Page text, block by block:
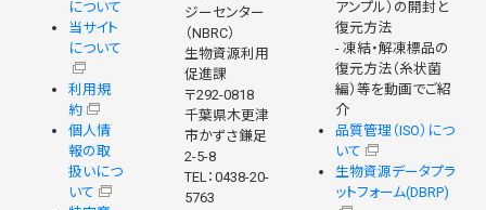
について
当サイト
について
利用規
約
個人情
報の取
扱いにつ
いて
ジーセンター
（NBRC）
生物資源利用
促進課
〒292-0818
千葉県木更津
市かずさ鎌足
2-5-8
TEL：0438-20-
5763
アンプル）の開封と
復元方法
- 凍結・解凍標品の
復元方法（糸状菌
編）等を動画でご紹
介
品質管理（ISO）につ
いて
生物資源データプラ
ットフォーム(DBRP)